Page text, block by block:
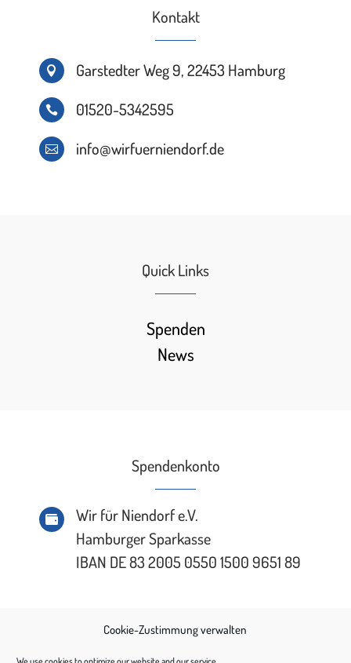
Cookie-Zustimmung verwalten
Kontakt
 Garstedter Weg 9, 22453 Hamburg
 01520-5342595
 info@wirfuerniendorf.de
Quick Links
Spenden
News
Spendenkonto

Wir für Niendorf e.V.
Hamburger Sparkasse
IBAN DE 83 2005 0550 1500 9651 89